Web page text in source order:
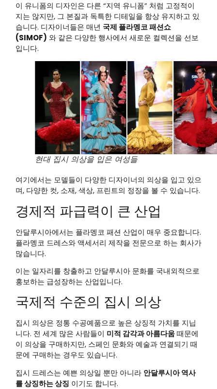
이 유니폼의 디자인은 다른 “지역 유니폼” 처럼 고정적이
지는 않지만, 그 본질과 독특한 디테일을 항상 유지하고 있
습니다. 디자이너들은 매년 국제 플라멩코 패션쇼
(SIMOF) 와 같은 다양한 행사에서 새로운 컬렉션을 선보
입니다.
현대 집시 의상을 입은 여성들
여기에서는 모델들이 다양한 디자이너의 의상을 입고 있으
며, 다양한 컷, 소재, 색상, 프린트의 정장을 볼 수 있습니다.
경제적 파급력이 큰 산업
안달루시아에서는 플라멩코 패션 산업이 매우 중요합니다.
플라멩코 드레스와 액세서리 제작을 전문으로 하는 회사가
많습니다.
이는 일자리를 창출하고 안달루시아 문화를 국내외적으로
홍보하는 급성장하는 산업입니다.
국제적 수준의 집시 의상
집시 의상은 정통 수공예품으로 높은 상징적 가치를 지닙
니다. 전 세계 많은 사람들이 미적 감각과 아름다움때문에
이 의상을 구매하지만, 스페인 문화와 예술과 연결되기 때
문에 구매하는 경우도 있습니다.
집시 드레스는 예쁜 의상일 뿐만 아니라 안달루시아 역사
를 상징하는 상징 이기도 합니다.